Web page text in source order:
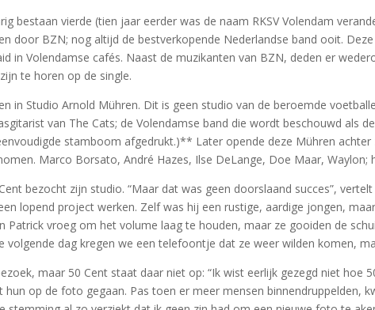
bestaan vierde (tien jaar eerder was de naam RKSV Volendam
door BZN; nog altijd de bestverkopende Nederlandse band ooit.
in Volendamse cafés. Naast de muzikanten van BZN, deden er
te horen op de single.
in Studio Arnold Mühren. Dit is geen studio van de beroemde
van The Cats; de Volendamse band die wordt beschouwd als
stamboom afgedrukt.)** Later opende deze Mühren
Marco Borsato, André Hazes, Ilse DeLange, Doe Maar, Waylon;
bezocht zijn studio. “Maar dat was geen doorslaand succes”,
lopend project werken. Zelf was hij een rustige, aardige jongen,
Patrick vroeg om het volume laag te houden, maar ze gooiden de
volgende dag kregen we een telefoontje dat ze weer wilden komen,
maar 50 Cent staat daar niet op: “Ik wist eerlijk gezegd niet hoe
hun op de foto gegaan. Pas toen er meer mensen binnendruppelden,